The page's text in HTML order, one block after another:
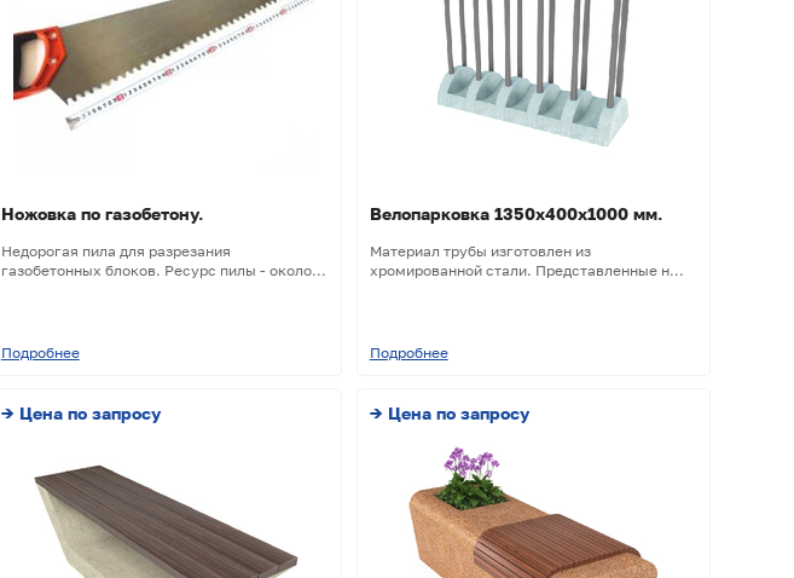
Ножовка по газобетону.
Недорогая пила для разрезания
газобетонных блоков. Ресурс пилы - около...
Подробнее
Велопарковка 1350х400х1000 мм.
Материал трубы изготовлен из
хромированной стали. Представленные н...
Подробнее
→ Цена по запросу → Цена по запросу